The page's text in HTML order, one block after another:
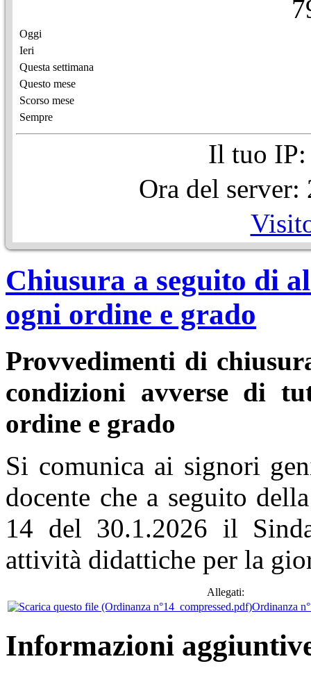
7
Oggi
Ieri
Questa settimana
Questo mese
Scorso mese
Sempre
Il tuo IP:
Ora del
Chiusura a seguito di
ogni ordine e grado
Provvedimenti di
condizioni avverse di
ordine e grado
Si comunica ai signori
docente che a seguito
14 del 30.1.2026 il
attività didattiche per la
Allegati:
Ordinanza
Informazioni